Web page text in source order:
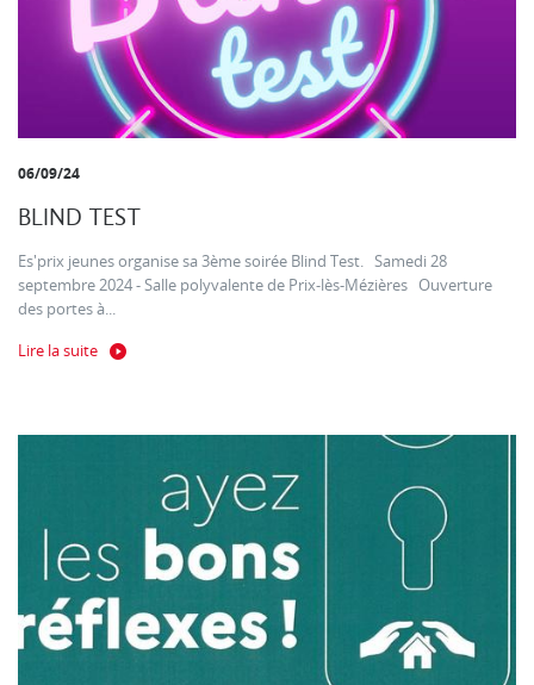
06/09/24
BLIND TEST
Es'prix jeunes organise sa 3ème soirée Blind Test. Samedi 28
septembre 2024 - Salle polyvalente de Prix-lès-Mézières Ouverture
des portes à...
Lire la suite